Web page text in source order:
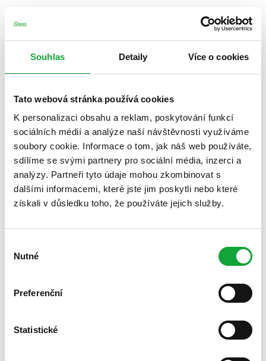
Souhlas Detaily Více o cookies
Tato webová stránka používá cookies
K personalizaci obsahu a reklam, poskytování funkcí
sociálních médií a analýze naší návštěvnosti využíváme
soubory cookie. Informace o tom, jak náš web používáte,
sdílíme se svými partnery pro sociální média, inzerci a
analýzy. Partneři tyto údaje mohou zkombinovat s
dalšími informacemi, které jste jim poskytli nebo které
získali v důsledku toho, že používáte jejich služby.
souhlasu
Nutné
Preferenční
Statistické